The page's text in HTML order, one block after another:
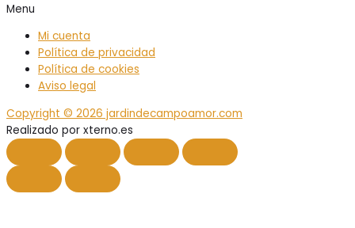
Menu
Mi cuenta
Política de privacidad
Política de cookies
Aviso legal
Copyright © 2026 jardindecampoamor.com
Realizado por xterno.es